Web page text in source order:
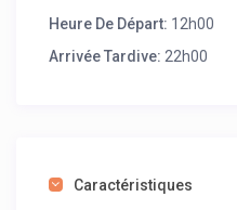
Heure De Départ: 12h00
Arrivée Tardive: 22h00
Caractéristiques